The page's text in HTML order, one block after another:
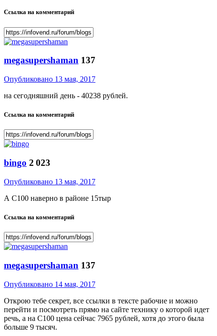
Ссылка на комментарий
megasupershaman 137
Опубликовано 13 мая, 2017
на сегодняшний день - 40238 рублей.
Ссылка на комментарий
bingo 2 023
Опубликовано 13 мая, 2017
А С100 наверно в районе 15тыр
Ссылка на комментарий
megasupershaman 137
Опубликовано 14 мая, 2017
Открою тебе секрет, все ссылки в тексте рабочие и можно
перейти и посмотреть прямо на сайте технику о которой идет
речь, а на С100 цена сейчас 7965 рублей, хотя до этого была
больше 9 тысяч.